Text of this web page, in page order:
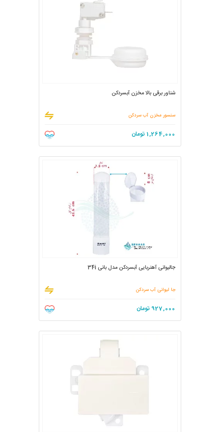
شناور برقی بالا مخزن آبسردکن
سنسور مخزن آب سردکن
1,264,000 تومان
جالیوانی آهنربایی آبسردکن مدل بانی 34i
جا لیوانی آب سردکن
927,000 تومان